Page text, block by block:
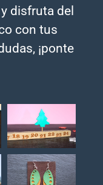
disfruta del
con tus
¡ponte